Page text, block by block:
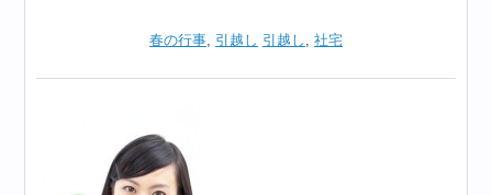
春の行事, 引越し 引越し , 社宅